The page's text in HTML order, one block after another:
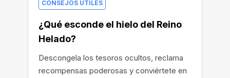
CONSEJOS ÚTILES
¿Qué esconde el hielo del Reino
Helado?
Descongela los tesoros ocultos, reclama
recompensas poderosas y conviértete en